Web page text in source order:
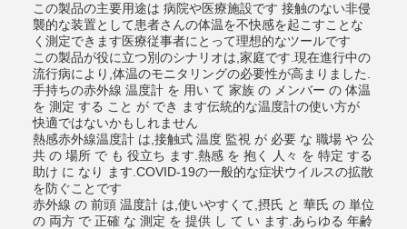
この製品の主要用途は 病院や医療施設です 接触のない非侵
襲的な装置として患者さんの体温を不快感を起こすことな
く測定できます医療従事者にとって理想的なツールです
この製品が役に立つ別のシナリオは,家庭です.現在進行中の
流行病により,体温のモニタリングの必要性が高まりました.
手持ちの赤外線 温度計 を 用い て 家族 の メンバー の 体温
を 測定 する こと が でき ます伝統的な温度計の使い方が
快適ではないかもしれません
熱感赤外線温度計 は,接触式 温度 監視 が 必要 な 職場 や 公
共 の 場所 で も 役立ち ます.熱感 を 抱く 人々 を 特定 する
助け に なり ます.COVID-19の一般的な症状ウイルスの拡散
を防ぐことです
赤外線 の 前頭 温度計 は,使いやすくて,摂氏 と 華氏 の 単位
の 両方 で 正確 な 測定 を 提供 し て い ます.あらゆる 年齢